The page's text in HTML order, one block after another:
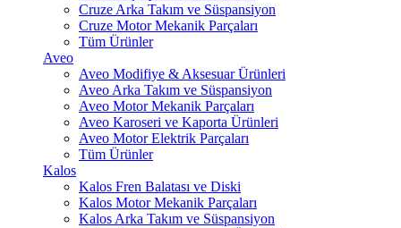
Cruze Arka Takım ve Süspansiyon
Cruze Motor Mekanik Parçaları
Tüm Ürünler
Aveo
Aveo Modifiye & Aksesuar Ürünleri
Aveo Arka Takım ve Süspansiyon
Aveo Motor Mekanik Parçaları
Aveo Karoseri ve Kaporta Ürünleri
Aveo Motor Elektrik Parçaları
Tüm Ürünler
Kalos
Kalos Fren Balatası ve Diski
Kalos Motor Mekanik Parçaları
Kalos Arka Takım ve Süspansiyon